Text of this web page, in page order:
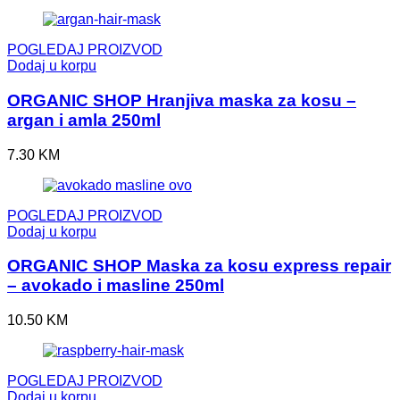
POGLEDAJ PROIZVOD
Dodaj u korpu
ORGANIC SHOP Hranjiva maska za kosu –
argan i amla 250ml
7.30 KM
POGLEDAJ PROIZVOD
Dodaj u korpu
ORGANIC SHOP Maska za kosu express repair
– avokado i masline 250ml
10.50 KM
POGLEDAJ PROIZVOD